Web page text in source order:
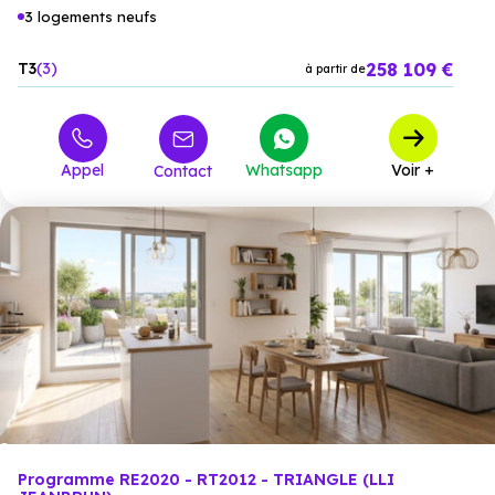
3 logements neufs
T3 3 à partir de258 109 €
Appel Contact Whatsapp Voir +
Programme RE2020 - RT2012 - TRIANGLE (LLI